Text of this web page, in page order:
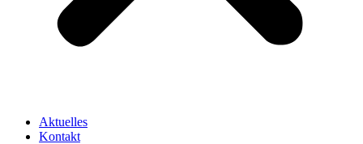
Aktuelles
Kontakt